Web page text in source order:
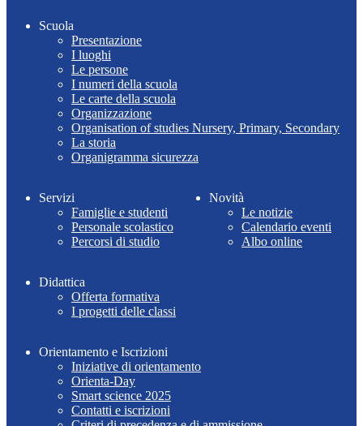
Scuola
Presentazione
I luoghi
Le persone
I numeri della scuola
Le carte della scuola
Organizzazione
Organisation of studies Nursery, Primary, Secondary
La storia
Organigramma sicurezza
Servizi
Famiglie e studenti
Personale scolastico
Percorsi di studio
Novità
Le notizie
Calendario eventi
Albo online
Didattica
Offerta formativa
I progetti delle classi
Orientamento e Iscrizioni
Iniziative di orientamento
Orienta-Day
Smart science 2025
Contatti e iscrizioni